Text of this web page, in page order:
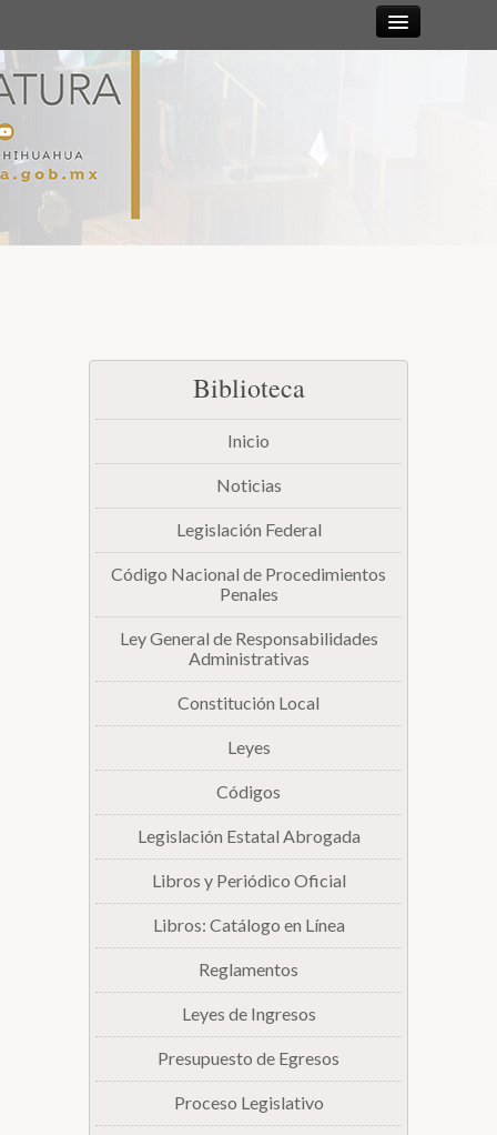
Junta de Coordinación Política
Comisiones
Biblioteca
Secretarías
Transparencia
Biblioteca
Inicio
Noticias
Legislación Federal
Código Nacional de Procedimientos
Penales
Ley General de Responsabilidades
Administrativas
Constitución Local
Leyes
Códigos
Legislación Estatal Abrogada
Libros y Periódico Oficial
Libros: Catálogo en Línea
Reglamentos
Leyes de Ingresos
Presupuesto de Egresos
Proceso Legislativo